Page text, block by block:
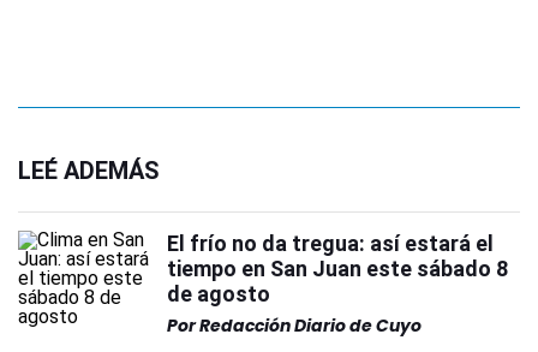
LEÉ ADEMÁS
El frío no da tregua: así estará el
tiempo en San Juan este sábado 8
de agosto
PorRedacción Diario de Cuyo